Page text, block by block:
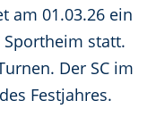
am 01.03.26 ein
statt.
Der SC im
Festjahres.